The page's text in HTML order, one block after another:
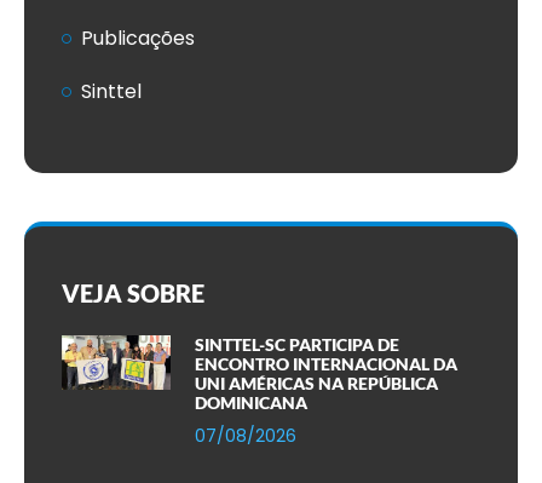
Publicações
Sinttel
VEJA SOBRE
SINTTEL-SC PARTICIPA DE
ENCONTRO INTERNACIONAL DA
UNI AMÉRICAS NA REPÚBLICA
DOMINICANA
07/08/2026